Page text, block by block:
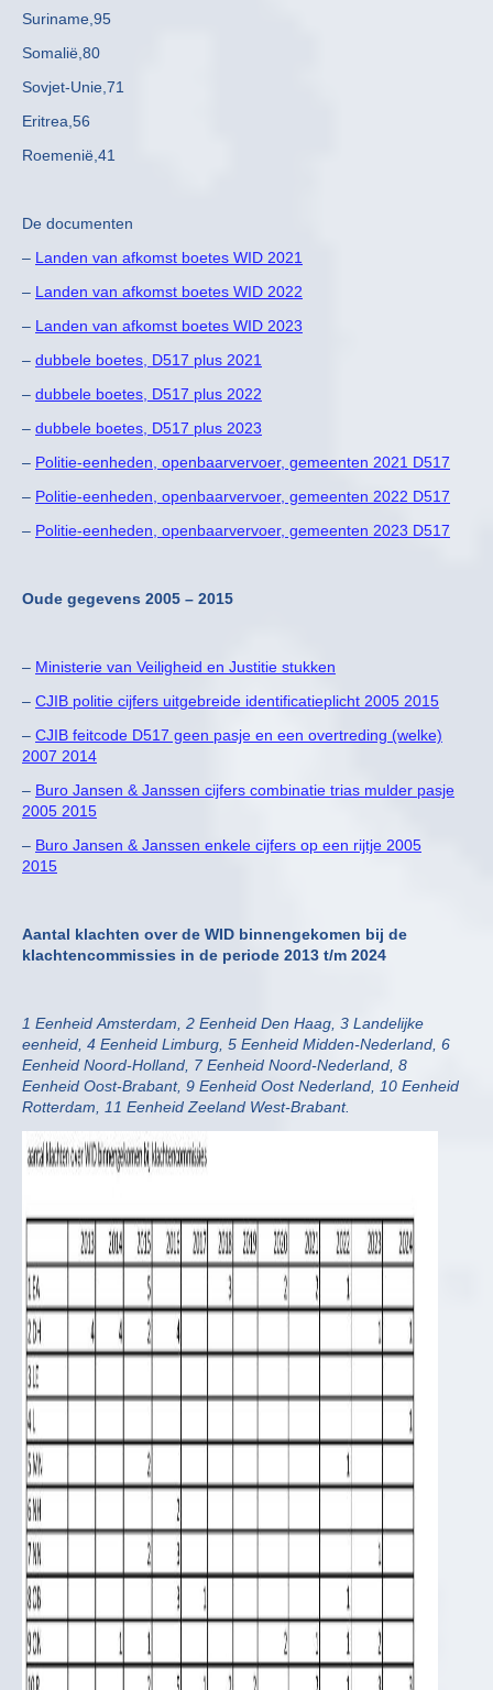
Suriname,95
Somalië,80
Sovjet-Unie,71
Eritrea,56
Roemenië,41
De documenten
– Landen van afkomst boetes WID 2021
– Landen van afkomst boetes WID 2022
– Landen van afkomst boetes WID 2023
– dubbele boetes, D517 plus 2021
– dubbele boetes, D517 plus 2022
– dubbele boetes, D517 plus 2023
– Politie-eenheden, openbaarvervoer, gemeenten 2021 D517
– Politie-eenheden, openbaarvervoer, gemeenten 2022 D517
– Politie-eenheden, openbaarvervoer, gemeenten 2023 D517
Oude gegevens 2005 – 2015
– Ministerie van Veiligheid en Justitie stukken
– CJIB politie cijfers uitgebreide identificatieplicht 2005 2015
– CJIB feitcode D517 geen pasje en een overtreding (welke)
2007 2014
– Buro Jansen & Janssen cijfers combinatie trias mulder pasje
2005 2015
– Buro Jansen & Janssen enkele cijfers op een rijtje 2005
2015
Aantal klachten over de WID binnengekomen bij de
klachtencommissies in de periode 2013 t/m 2024
1 Eenheid Amsterdam, 2 Eenheid Den Haag, 3 Landelijke
eenheid, 4 Eenheid Limburg, 5 Eenheid Midden-Nederland, 6
Eenheid Noord-Holland, 7 Eenheid Noord-Nederland, 8
Eenheid Oost-Brabant, 9 Eenheid Oost Nederland, 10 Eenheid
Rotterdam, 11 Eenheid Zeeland West-Brabant.